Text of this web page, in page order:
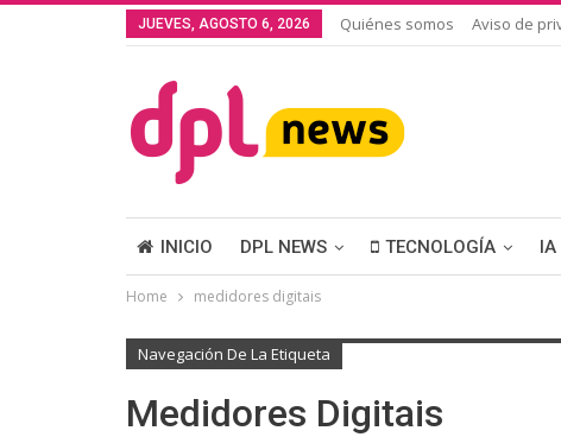
JUEVES, AGOSTO 6, 2026 Quiénes somos Aviso de
INICIO DPL NEWS TECNOLOGÍA IA
Home medidores digitais
Navegación De La Etiqueta
Medidores Digitais